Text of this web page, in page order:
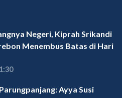
Negeri, Kiprah Srikandi
Menembus Batas di Hari
Ayya Susi